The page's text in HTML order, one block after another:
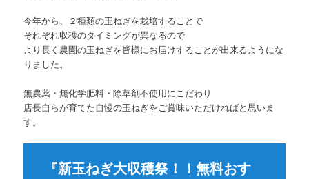
今年から、２種類の玉ねぎを栽培することで
それぞれ収穫のタイミングが異なるので
より長く農園の玉ねぎを皆様にお届けすることが出来るようにな
りました。
無農薬・無化学肥料・除草剤不使用にこだわり
店長自らが育てた自慢の玉ねぎをご賞味いただければと思いま
す。
『新玉ねぎ大収穫祭！！無料おす